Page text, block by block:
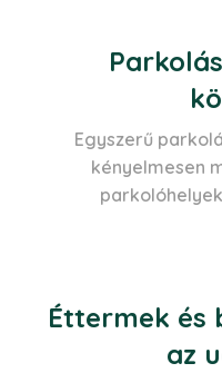
Egyszerű
kényelmesen
Éttermek és
az